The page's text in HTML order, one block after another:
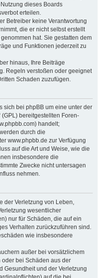
dieses Boards
erteilen.
Betreiber keine Verantwortung
die er nicht selbst erstellt
hat. Sie gestatten dem
und Funktionen jederzeit zu
hinaus, Ihre Beiträge
Regeln verstoßen oder geeignet
Schaden zuzufügen.
sich bei phpBB um eine unter der
(GPL) bereitgestellten Foren-
handelt;
durch die
www.phpbb.de zur Verfügung
auf die Art und Weise, wie die
insbesondere die
Zwecke nicht untersagen
nehmen.
der Verletzung von Leben,
wesentlicher
nur für Schäden, die auf ein
Verhalten zurückzuführen sind.
wie insbesondere
außer bei vorsätzlichem
bei Schäden aus der
Gesundheit und der Verletzung